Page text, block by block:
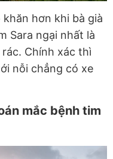
hơn khi bà già
Sara ngại nhất là
Chính xác thì
nỗi chẳng có xe
mắc bệnh tim